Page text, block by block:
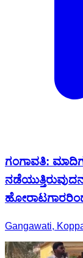
ಗಂಗಾವತಿ:
Gangawati,